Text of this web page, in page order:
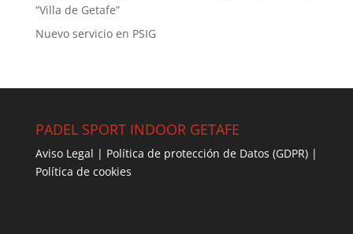
“Villa de Getafe”
Nuevo servicio en PSIG
PADEL SPORT INDOOR GETAFE
Aviso Legal | Política de protección de Datos (GDPR) |
Política de cookies